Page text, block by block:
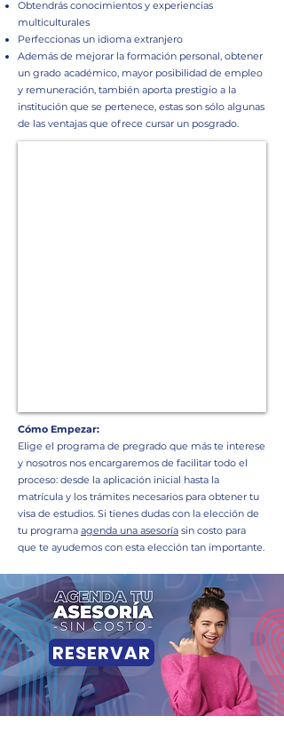
Obtendrás conocimientos y experiencias
multiculturales
Perfeccionas un idioma extranjero
Además de mejorar la formación personal, obtener
un grado académico, mayor posibilidad de empleo
y remuneración, también aporta prestigio a la
institución que se pertenece, estas son sólo algunas
de las ventajas que ofrece cursar un posgrado.
Cómo Empezar:
Elige el programa de pregrado que más te interese
y nosotros nos encargaremos de facilitar todo el
proceso: desde la aplicación inicial hasta la
matrícula y los trámites necesarios para obtener tu
visa de estudios. Si tienes dudas con la elección de
tu programa agenda una asesoría sin costo para
que te ayudemos con esta elección tan importante.
RESERVAR